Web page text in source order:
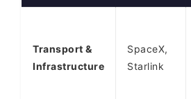
Transport &
Infrastructure
SpaceX,
Starlink